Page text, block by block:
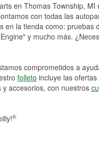
en Thomas Township, MI
con todas las
en la tienda como:
y mucho más.
comprometidos a
folleto incluye las
accesorios, con nuestros
®